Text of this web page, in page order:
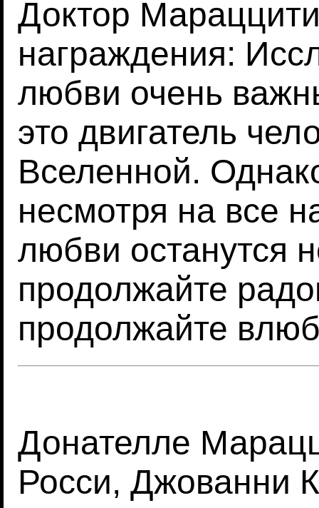
Доктор
награждения:
любви очень
это двигатель
Вселенной.
несмотря на все
любви останутся
продолжайте
продолжайте
Донателле
Росси, Джованни